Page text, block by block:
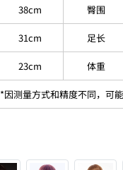
38cm 臀围
31cm 足长
23cm 体重
*因测量方式和精度不同，可